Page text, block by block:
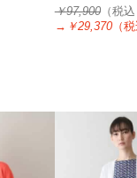
￥97,900（税
→ ￥29,370（